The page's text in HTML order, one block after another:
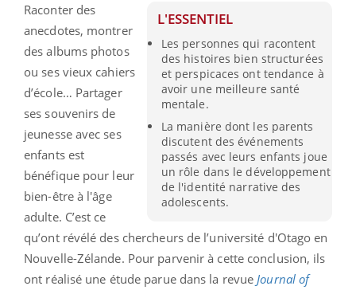
L'ESSENTIEL
Les personnes qui racontent
des histoires bien structurées
et perspicaces ont tendance à
avoir une meilleure santé
mentale.
La manière dont les parents
discutent des événements
passés avec leurs enfants joue
un rôle dans le développement
de l'identité narrative des
adolescents.
Raconter des
anecdotes, montrer
des albums photos
ou ses vieux cahiers
d’école… Partager
ses souvenirs de
jeunesse avec ses
enfants est
bénéfique pour leur
bien-être à l'âge
adulte. C’est ce
qu’ont révélé des chercheurs de l’université d'Otago en
Nouvelle-Zélande. Pour parvenir à cette conclusion, ils
ont réalisé une étude parue dans la revue Journal of